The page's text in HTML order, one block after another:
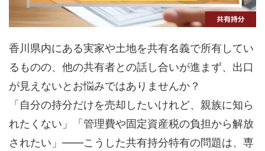
香川県内にある実家や土地を共有名義で所有してい
るものの、他の共有者との話し合いが進まず、出口
が見えないとお悩みではありませんか？
「自分の持分だけを売却したいけれど、親族に知ら
れたくない」「管理費や固定資産税の負担から解放
されたい」——こうした共有持分特有の問題は、専